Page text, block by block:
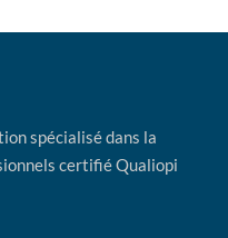
spécialisé dans la
certifié Qualiopi